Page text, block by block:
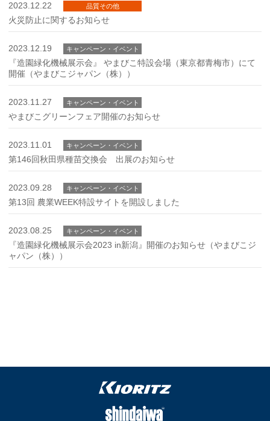
2023.12.22 品質その他
火災防止に関するお知らせ
2023.12.19 キャンペーン・イベント
『造園緑化機械展示会』 やまびこ特設会場（東京都青梅市）にて
開催（やまびこジャパン（株））
2023.11.27 キャンペーン・イベント
やまびこグリーンフェア開催のお知らせ
2023.11.01 キャンペーン・イベント
第146回秋田県種苗交換会 出展のお知らせ
2023.09.28 キャンペーン・イベント
第13回 農業WEEK特設サイトを開設しました
2023.08.25 キャンペーン・イベント
『造園緑化機械展示会2023 in新潟』開催のお知らせ（やまびこジ
ャパン（株））